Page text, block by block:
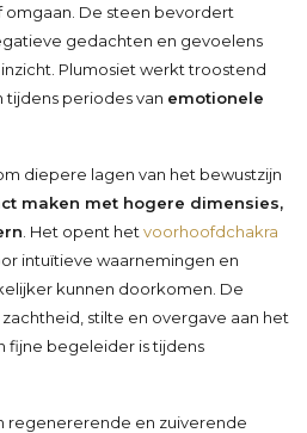
De steen bevordert
gedachten en gevoelens
Plumosiet werkt troostend
periodes van emotionele
diepere lagen van het bewustzijn
maken met hogere dimensies,
. Het opent het voorhoofdchakra
intuïtieve waarnemingen en
kunnen doorkomen. De
stilte en overgave aan het
fijne begeleider is tijdens
regenererende en zuiverende